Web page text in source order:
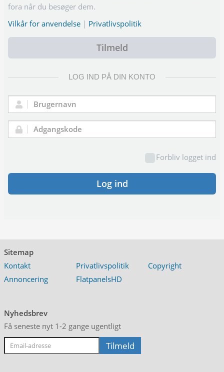
fora når du besøger dem.
Vilkår for anvendelse | Privatlivspolitik
Tilmeld
LOG IND PÅ DIN KONTO
Brugernavn:
Adgangskode:
Forbliv logget ind
Log ind
Sitemap
Kontakt
Privatlivspolitik
Copyright
Annoncering
FlatpanelsHD
Nyhedsbrev
Få seneste nyt 1-2 gange ugentligt